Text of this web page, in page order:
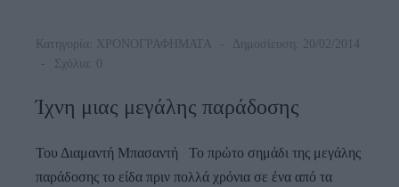
Κατηγορία: ΧΡΟΝΟΓΡΑΦΗΜΑΤΑ
Δημοσίευση: 20/02/2014
Σχόλια: 0
Ίχνη μιας μεγάλης παράδοσης
Του Διαμαντή Μπασαντή Το πρώτο σημάδι της μεγάλης
παράδοσης το είδα πριν πολλά χρόνια σε ένα από τα